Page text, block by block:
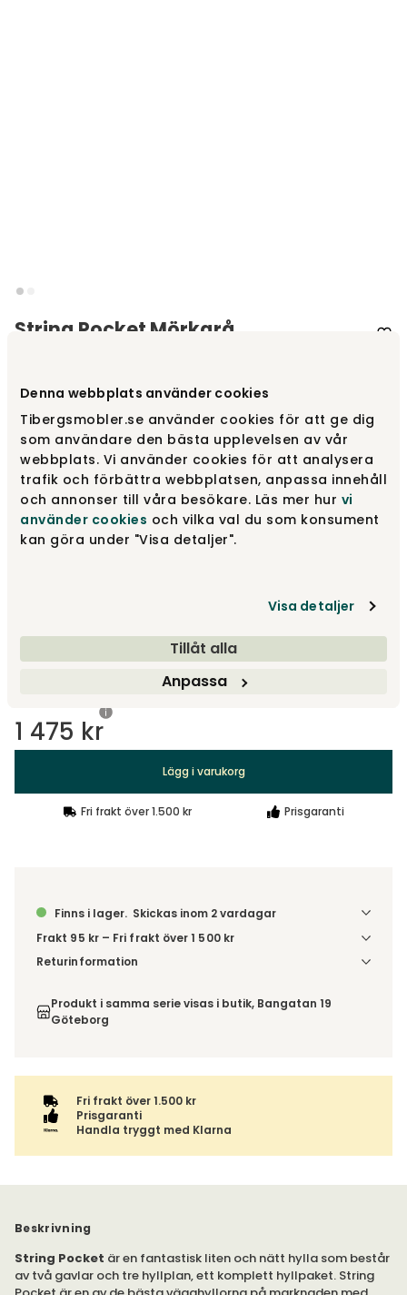
Denna webbplats använder cookies
Tibergsmobler.se använder cookies för att ge dig
som användare den bästa upplevelsen av vår
webbplats. Vi använder cookies för att analysera
trafik och förbättra webbplatsen, anpassa innehåll
och annonser till våra besökare. Läs mer hur vi
använder cookies och vilka val du som konsument
kan göra under "Visa detaljer".
Visa detaljer
Tillåt alla
Anpassa
String Pocket Mörkgrå
Välj färg Mörkgrå
Mörkgrå
1 475 kr
Finns i lager
Sage
Fåtal i lager
1 475 kr
Lägg i varukorg
Fri frakt över 1.500 kr Prisgaranti
Finns i lager. Skickas inom 2 vardagar
Frakt 95 kr – Fri frakt över 1 500 kr
Denna vara skickas till ett ombud. Du väljer själv i kassan
varan ihop med andra produkter skickas hela ordern
tillsammans med samma fraktalternativ.
Returinformation
order, enligt distansavtalslagen.
Produkt i samma serie visas i butik, Bangatan 19
Göteborg
Fri frakt över 1.500 kr
Prisgaranti
Handla tryggt med Klarna
Beskrivning
String Pocket är en fantastisk liten och nätt hylla som består
av två gavlar och tre hyllplan, ett komplett hyllpaket. String